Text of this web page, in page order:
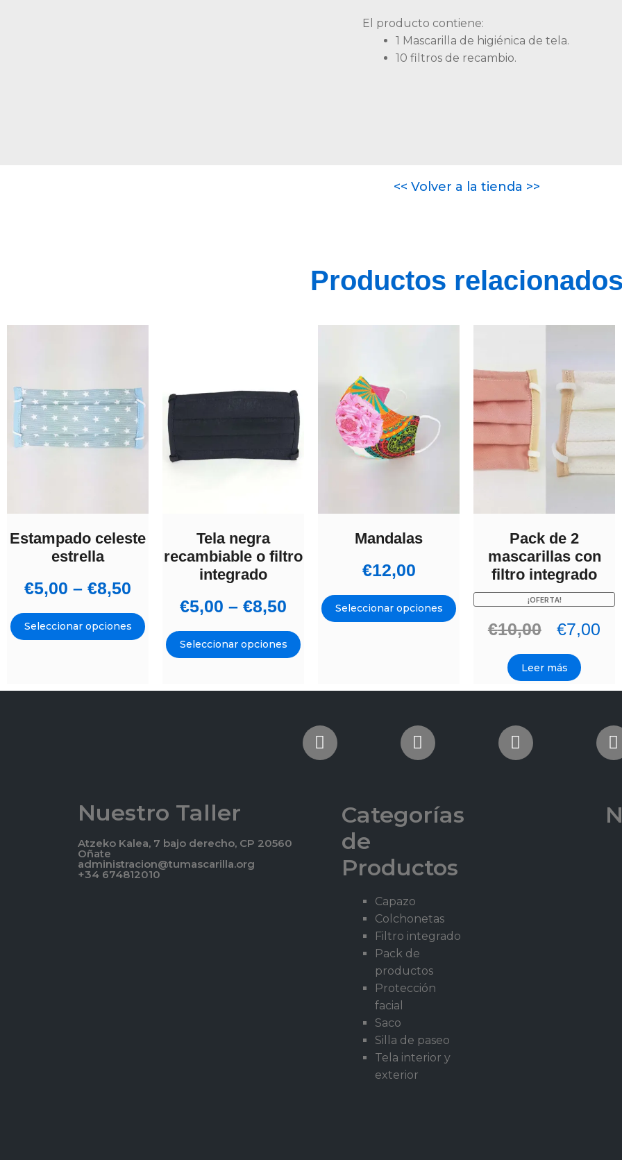
El producto contiene:
1 Mascarilla de higiénica de tela.
10 filtros de recambio.
<< Volver a la tienda >>
Productos
Estampado celeste
estrella
€5,00 – €8,50
Seleccionar opciones
Tela negra
recambiable o filtro
integrado
€5,00 – €8,50
Seleccionar opciones
Mandalas
€12,00
Seleccionar opciones
Pack de 2
mascarillas con
filtro integrado
¡OFERTA!
€10,00 €7,00
Leer más
Nuestro Taller
Atzeko Kalea, 7 bajo derecho, CP 20560
Oñate
administracion@tumascarilla.org
+34 674812010
Categorías
de
Productos
Capazo
Colchonetas
Filtro integrado
Pack de
productos
Protección
facial
Saco
Silla de paseo
Tela interior y
exterior